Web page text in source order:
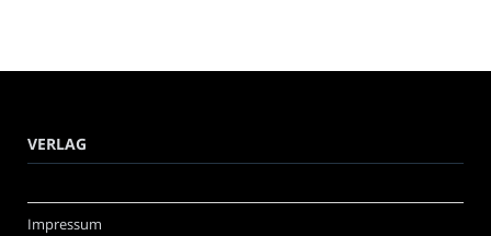
VERLAG
Impressum